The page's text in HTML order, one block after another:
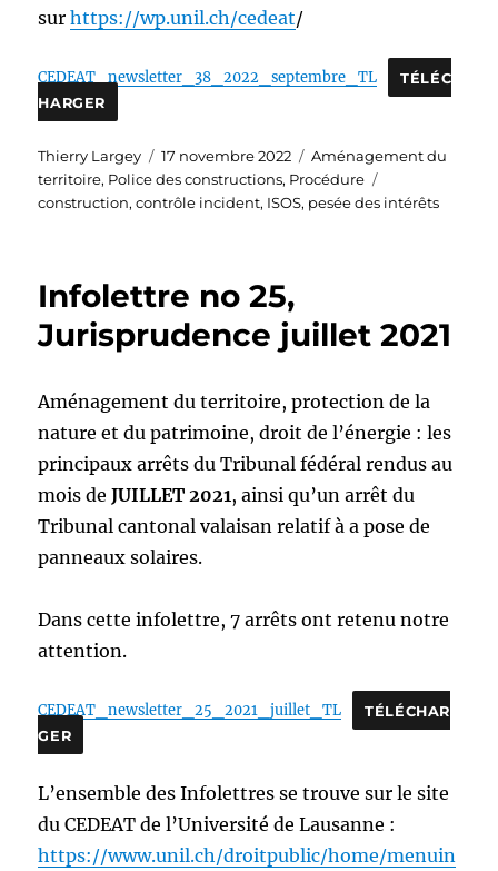
surhttps://wp.unil.ch/cedeat/
CEDEAT_newsletter_38_2022_septembre_TL
TÉLÉC
HARGER
Auteur
Thierry Largey
Publié
le
17 novembre 2022 Catégories
Aménagement du
territoire, Police des constructions, Procédure
construction,contrôle incident, ISOS, pesée des intérêts
Infolettre no 25,
Jurisprudence juillet 2021
Aménagement du territoire, protection de la
nature et du patrimoine, droit de l’énergie : les
principaux arrêts du Tribunal fédéral rendus au
mois deJUILLET 2021, ainsi qu’un arrêt du
Tribunal cantonal valaisan relatif à a pose de
panneaux solaires.
Dans cette infolettre, 7 arrêts ont retenu notre
attention.
CEDEAT_newsletter_25_2021_juillet_TL
TÉLÉCHAR
GER
L’ensemble des Infolettres se trouve sur le site
du CEDEAT de l’Université de Lausanne :
https://www.unil.ch/droitpublic/home/menuin